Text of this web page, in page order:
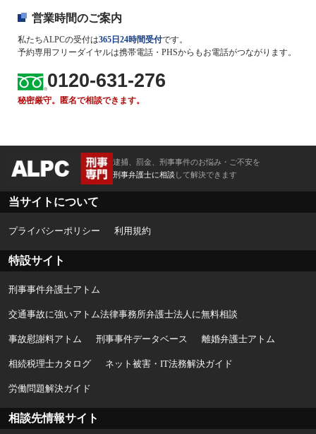
営業時間のご案内
私たちALPCの受付は365日24時間受付です。
予約専用フリーダイヤルは携帯電話・PHSからもお電話がつながります。
0120-631-276
秘密厳守。匿名で相談できます。
逮捕、罰金、刑事事件のお悩み・ご不安を
刑事弁護士に相談 して解決できます
当サイトについて
プライバシーポリシー 利用規約
特設サイト
刑事事件弁護士アトム
交通事故に強いアトム法律事務所弁護士法人に無料相談
事故慰謝料アトム 刑事事件データベース 離婚弁護士アトム
相続税理士カタログ ネット被害・IT法務解決ガイド
労働問題解決ガイド
相談先情報サイト